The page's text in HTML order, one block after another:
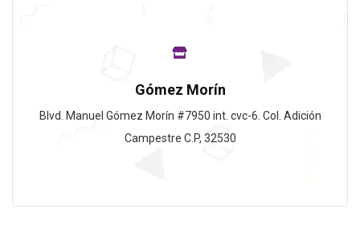
Gómez Morín
Blvd. Manuel Gómez Morín #7950 int. cvc-6. Col. Adición
Campestre C.P, 32530